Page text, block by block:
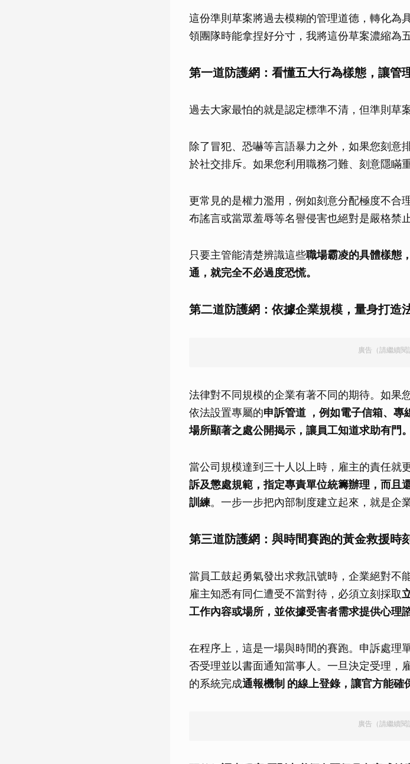
這份準則草案將過去模糊的管理道德，轉化為
領團隊時能拿捏好分寸，我將這份草案濃縮為
第一道防護網：看懂五大行為樣態，讓管
過去大家最怕的就是認定標準不清，但準則草
除了冒犯、恐嚇等言語暴力之外，如果您刻意
於社交排斥。如果您利用職務刁難、刻意隱瞞
更常見的是權力濫用，例如刻意分配極度不合
布謠言或當眾羞辱等名譽侵害也絕對是嚴格禁
只要主管能清楚辨識這些職場霸凌的具體樣態
通，就完全不必過度恐慌。
第二道防護網：依據企業規模，量身打造
廣告（請繼續閱
法律對不同規模的企業有著不同的期待。如果
依法設置專屬的申訴管道 ，例如電子信箱、
場所顯著之處公開揭示，讓員工知道求助有門。
當公司規模達到三十人以上時，雇主的責任就
訴及懲處規範，指定專責單位統籌辦理，而且
訓練。一步一步把內部制度建立起來，就是企
第三道防護網：與時間賽跑的黃金救援時
當員工鼓起勇氣發出求救訊號時，企業絕對不
雇主知悉有同仁遭受不當對待，必須立刻採取
工作內容或場所，並依據受害者需求提供心理
在程序上，這是一場與時間的賽跑。申訴處理
否受理並以書面通知當事人。一旦決定受理，
的系統完成通報機制 的線上登錄，讓官方能確
廣告（請繼續閱